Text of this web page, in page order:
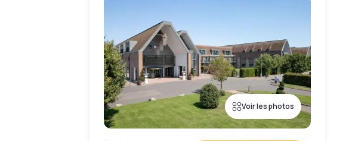
Voir les photos